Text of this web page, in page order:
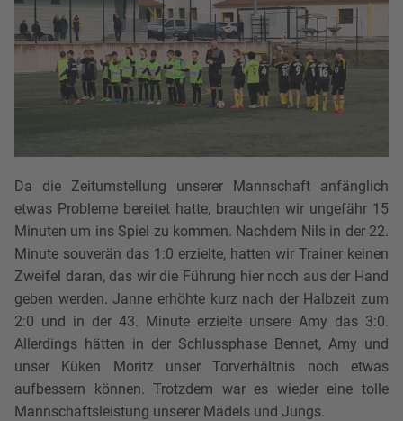
Da die Zeitumstellung unserer Mannschaft anfänglich
etwas Probleme bereitet hatte, brauchten wir ungefähr 15
Minuten um ins Spiel zu kommen. Nachdem Nils in der 22.
Minute souverän das 1:0 erzielte, hatten wir Trainer keinen
Zweifel daran, das wir die Führung hier noch aus der Hand
geben werden. Janne erhöhte kurz nach der Halbzeit zum
2:0 und in der 43. Minute erzielte unsere Amy das 3:0.
Allerdings hätten in der Schlussphase Bennet, Amy und
unser Küken Moritz unser Torverhältnis noch etwas
aufbessern können. Trotzdem war es wieder eine tolle
Mannschaftsleistung unserer Mädels und Jungs.